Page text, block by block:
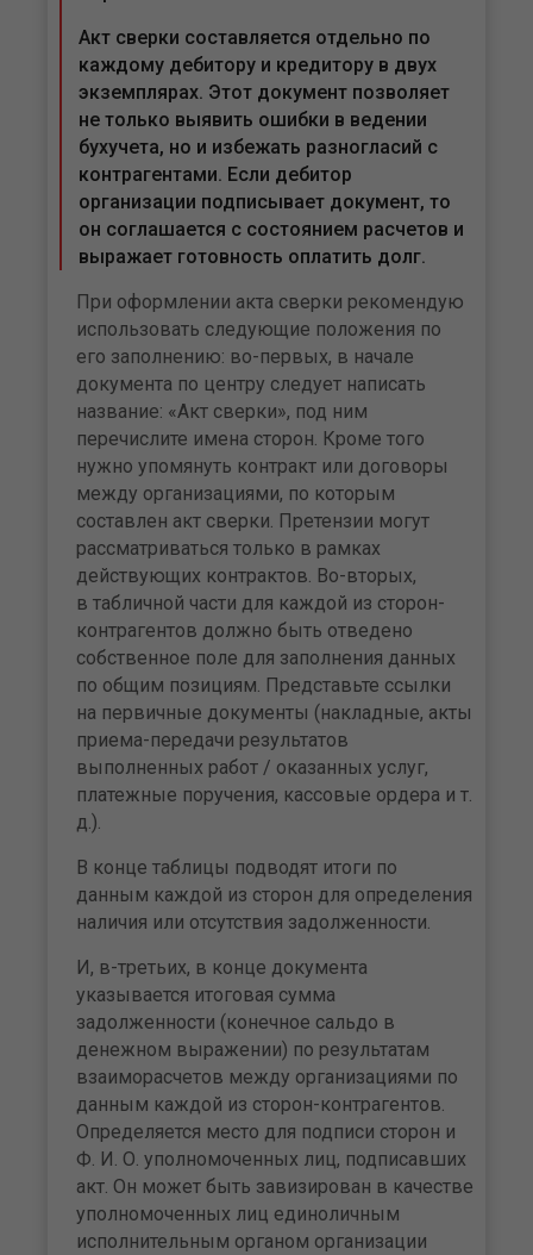
Акт сверки составляется отдельно по
каждому дебитору и кредитору в двух
экземплярах. Этот документ позволяет
не только выявить ошибки в ведении
бухучета, но и избежать разногласий с
контрагентами. Если дебитор
организации подписывает документ, то
он соглашается с состоянием расчетов и
выражает готовность оплатить долг.
При оформлении акта сверки рекомендую
использовать следующие положения по
его заполнению: во-первых, в начале
документа по центру следует написать
название: «Акт сверки», под ним
перечислите имена сторон. Кроме того
нужно упомянуть контракт или договоры
между организациями, по которым
составлен акт сверки. Претензии могут
рассматриваться только в рамках
действующих контрактов. Во-вторых,
в табличной части для каждой из сторон-
контрагентов должно быть отведено
собственное поле для заполнения данных
по общим позициям. Представьте ссылки
на первичные документы (накладные, акты
приема-передачи результатов
выполненных работ / оказанных услуг,
платежные поручения, кассовые ордера и т.
д.).
В конце таблицы подводят итоги по
данным каждой из сторон для определения
наличия или отсутствия задолженности.
И, в-третьих, в конце документа
указывается итоговая сумма
задолженности (конечное сальдо в
денежном выражении) по результатам
взаиморасчетов между организациями по
данным каждой из сторон-контрагентов.
Определяется место для подписи сторон и
Ф. И. О. уполномоченных лиц, подписавших
акт. Он может быть завизирован в качестве
уполномоченных лиц единоличным
исполнительным органом организации